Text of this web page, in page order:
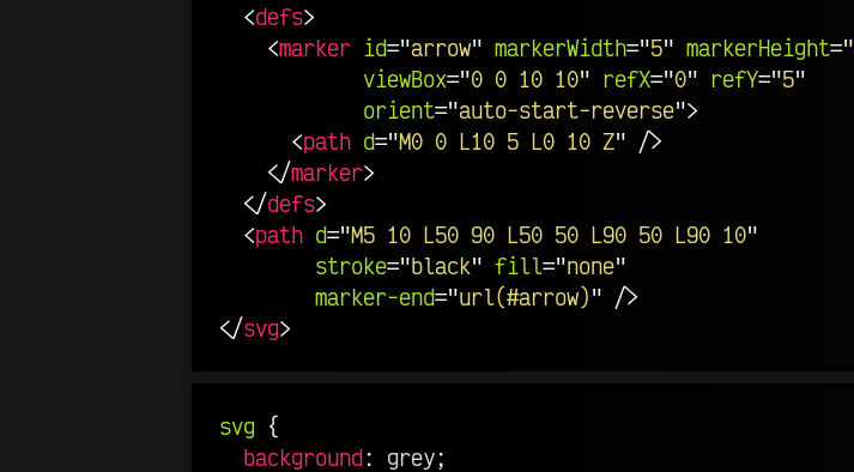
<defs>
<marker id="arrow" markerWidth="5" markerHeight="
viewBox="0 0 10 10" refX="0" refY="5"
orient="auto-start-reverse">
<path d="M0 0 L10 5 L0 10 Z" />
</marker>
</defs>
<path d="M5 10 L50 90 L50 50 L90 50 L90 10"
stroke="black" fill="none"
marker-end="url(#arrow)" />
</svg>
svg {
background: grey;